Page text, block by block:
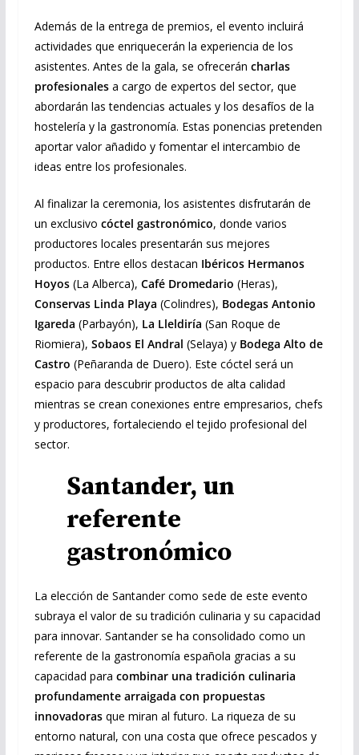
Además de la entrega de premios, el evento incluirá
actividades que enriquecerán la experiencia de los
asistentes. Antes de la gala, se ofrecerán charlas
profesionalesa cargo de expertos del sector, que
abordarán las tendencias actuales y los desafíos de la
hostelería y la gastronomía. Estas ponencias pretenden
aportar valor añadido y fomentar el intercambio de
ideas entre los profesionales.
Al finalizar la ceremonia, los asistentes disfrutarán de
un exclusivo cóctel gastronómico, donde varios
productores locales presentarán sus mejores
productos. Entre ellos destacan Ibéricos Hermanos
Hoyos(La Alberca), Café Dromedario (Heras),
Conservas Linda Playa (Colindres), Bodegas Antonio
Igareda (Parbayón), La Lleldiría (San Roque de
Riomiera), Sobaos El Andral (Selaya) y Bodega Alto de
Castro (Peñaranda de Duero). Este cóctel será un
espacio para descubrir productos de alta calidad
mientras se crean conexiones entre empresarios, chefs
y productores, fortaleciendo el tejido profesional del
sector.
Santander, un
referente
gastronómico
La elección de Santander como sede de este evento
subraya el valor de su tradición culinaria y su capacidad
para innovar. Santander se ha consolidado como un
referente de la gastronomía española gracias a su
capacidad para combinar una tradición culinaria
profundamente arraigada con propuestas
innovadorasque miran al futuro. La riqueza de su
entorno natural, con una costa que ofrece pescados y